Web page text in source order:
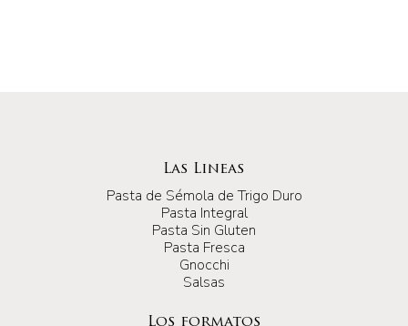
Las Lineas
Pasta de Sémola de Trigo Duro
Pasta Integral
Pasta Sin Gluten
Pasta Fresca
Gnocchi
Salsas
Los formatos